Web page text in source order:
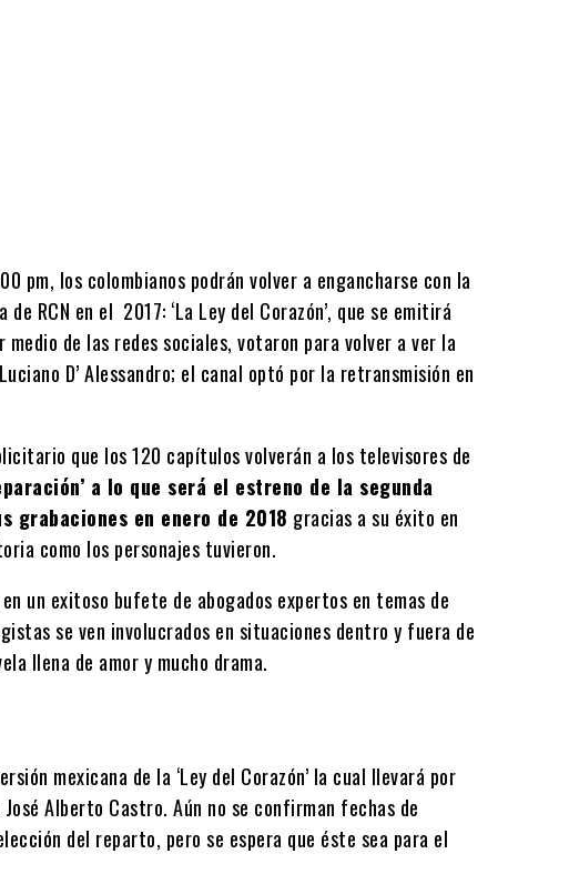
pm, los colombianos podrán volver a engancharse con la
RCN en el 2017: ‘La Ley del Corazón’, que se emitirá
de las redes sociales, votaron para volver a ver la
D’ Alessandro; el canal optó por la retransmisión en
que los 120 capítulos volverán a los televisores de
a lo que será el estreno de la segunda
grabaciones en enero de 2018 gracias a su éxito en
como los personajes tuvieron.
en un exitoso bufete de abogados expertos en temas de
se ven involucrados en situaciones dentro y fuera de
llena de amor y mucho drama.
mexicana de la ‘Ley del Corazón’ la cual llevará por
José Alberto Castro. Aún no se confirman fechas de
del reparto, pero se espera que éste sea para el